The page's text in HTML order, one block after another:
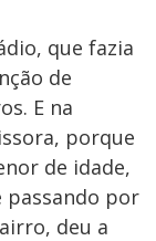
que fazia
de
E na
porque
de idade,
passando por
deu a